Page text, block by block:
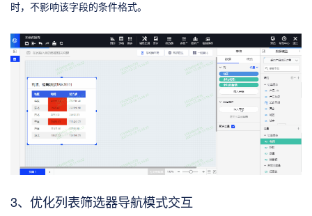
时，不影响该字段的条件格式。
3、优化列表筛选器导航模式交互